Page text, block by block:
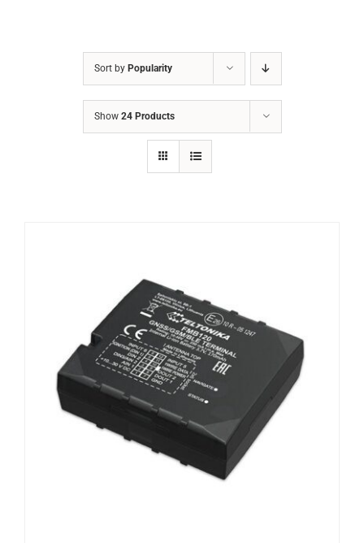
Sort by Popularity
Show 24 Products